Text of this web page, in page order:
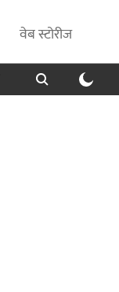
वेब स्टोरीज